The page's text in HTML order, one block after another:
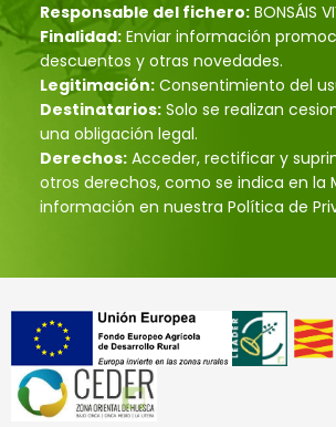
Responsable del fichero: BONSÁIS
Finalidad: Enviar información
descuentos y otras novedades.
Legitimación: Consentimiento del
Destinatarios: Solo se realizan
una obligación legal.
Derechos: Acceder, rectificar y
otros derechos, como se indica en la
información en nuestra Política de